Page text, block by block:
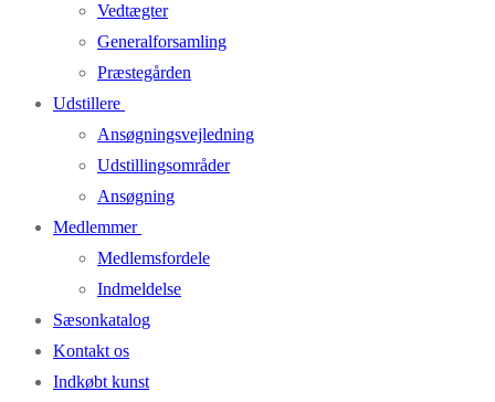
Vedtægter
Generalforsamling
Præstegården
Udstillere
Ansøgningsvejledning
Udstillingsområder
Ansøgning
Medlemmer
Medlemsfordele
Indmeldelse
Sæsonkatalog
Kontakt os
Indkøbt kunst